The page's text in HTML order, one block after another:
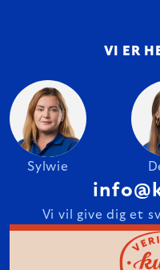
VI ER
Sylwie
Vi vil give dig et